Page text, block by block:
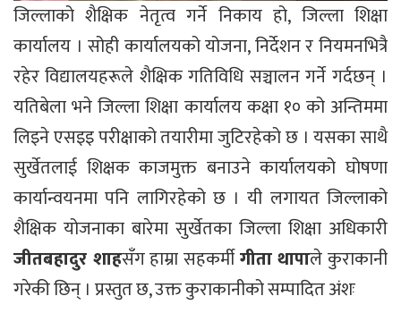
जिल्लाको शैक्षिक नेतृत्व गर्ने निकाय हो, जिल्ला शिक्षा
कार्यालय । सोही कार्यालयको योजना, निर्देशन र नियमनभित्रै
रहेर विद्यालयहरूले शैक्षिक गतिविधि सञ्चालन गर्ने गर्दछन् ।
यतिबेला भने जिल्ला शिक्षा कार्यालय कक्षा १० को अन्तिममा
लिइने एसइइ परीक्षाको तयारीमा जुटिरहेको छ । यसका साथै
सुर्खेतलाई शिक्षक काजमुक्त बनाउने कार्यालयको घोषणा
कार्यान्वयनमा पनि लागिरहेको छ । यी लगायत जिल्लाको
शैक्षिक योजनाका बारेमा सुर्खेतका जिल्ला शिक्षा अधिकारी
जीतबहादुर शाहसँग हाम्रा सहकर्मीगीता थापाले कुराकानी
गरेकी छिन् । प्रस्तुत छ, उक्त कुराकानीको सम्पादित अंशः